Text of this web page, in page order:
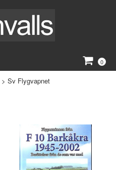
0
> Sv Flygvapnet